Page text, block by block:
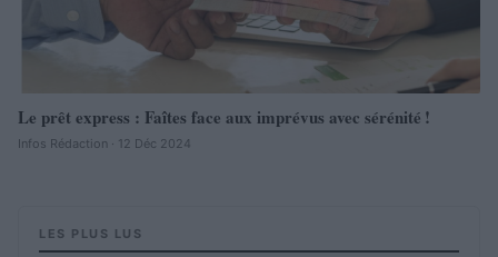
Le prêt express : Faîtes face aux imprévus avec sérénité !
Infos Rédaction · 12 Déc 2024
LES PLUS LUS